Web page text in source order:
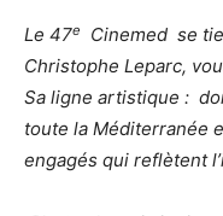
Le 47e Cinemed se
Christophe Leparc,
Sa ligne artistique :
toute la Méditerranée
engagés qui reflètent